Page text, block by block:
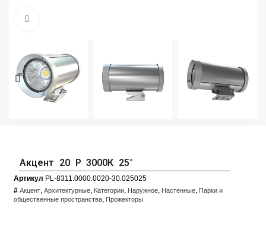
Акцент 20 Р 3000К 25°
Артикул PL-8311.0000.0020-30.025025
# Акцент, Архитектурные, Категории, Наружное, Настенные, Парки и
общественные пространства, Прожекторы